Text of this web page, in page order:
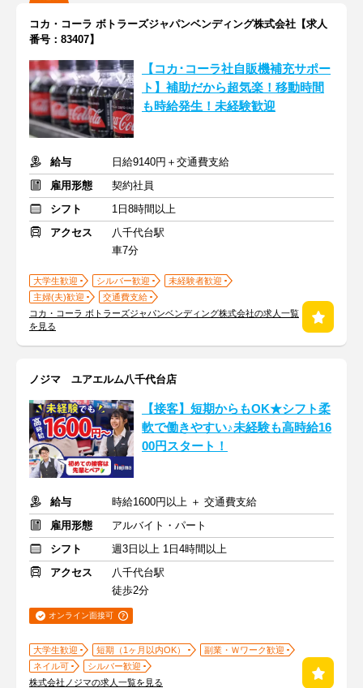
コカ・コーラ ボトラーズジャパンベンディング株式会社【求人
番号：83407】
【コカ･コーラ社自販機補充サポー
ト】補助だから超気楽！移動時間
も時給発生！未経験歓迎
給与
日給9140円＋交通費支給
雇用形態
契約社員
シフト
1日8時間以上
アクセス
八千代台駅
車7分
大学生歓迎 シルバー歓迎
未経験者歓迎
主婦(夫)歓迎
交通費支給
コカ・コーラ ボトラーズジャパンベンディング株式会社の求人一覧
を見る
ノジマ ユアエルム八千代台店
【接客】短期からもOK★シフト柔
軟で働きやすい♪未経験も高時給16
00円スタート！
給与
時給1600円以上 ＋ 交通費支給
雇用形態
アルバイト・パート
シフト
週3日以上 1日4時間以上
アクセス
八千代台駅
徒歩2分
オンライン面接可
大学生歓迎 短期（1ヶ月以内OK）
副業・Ｗワーク歓迎
ネイル可
シルバー歓迎
株式会社ノジマの求人一覧を見る